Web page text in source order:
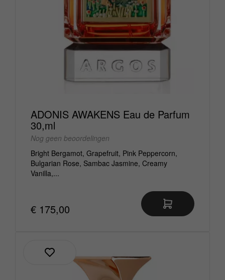
ADONIS AWAKENS Eau de Parfum
30,ml
Nog geen beoordelingen
Bright Bergamot, Grapefruit, Pink Peppercorn,
Bulgarian Rose, Sambac Jasmine, Creamy
Vanilla,...
€ 175,00